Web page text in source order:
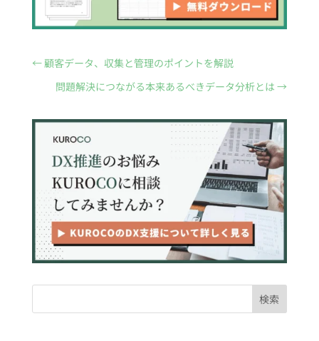
← 顧客データ、収集と管理のポイントを解説
問題解決につながる本来あるべきデータ分析とは →
検索